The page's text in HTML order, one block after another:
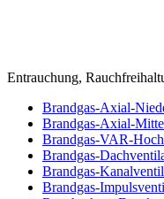
Entrauchung,
Brandgas-Axial-
Brandgas-Axial-
Brandgas-VAR-
Brandgas-
Brandgas-
Brandgas-